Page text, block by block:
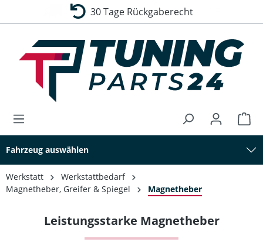
30 Tage Rückgaberecht
Fahrzeug auswählen
Werkstatt
Werkstattbedarf
Magnetheber, Greifer & Spiegel
Magnetheber
Leistungsstarke Magnetheber